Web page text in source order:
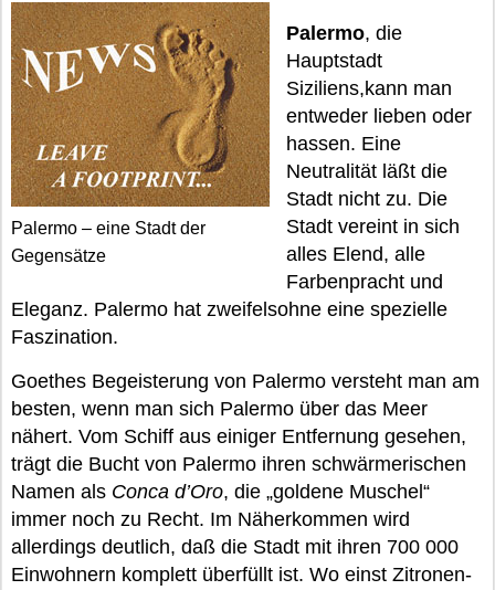
Palermo – eine Stadt der
Gegensätze
Palermo, die
Hauptstadt
Siziliens,kann man
entweder lieben oder
hassen. Eine
Neutralität läßt die
Stadt nicht zu. Die
Stadt vereint in sich
alles Elend, alle
Farbenpracht und
Eleganz. Palermo hat zweifelsohne eine spezielle
Faszination.
Goethes Begeisterung von Palermo versteht man am
besten, wenn man sich Palermo über das Meer
nähert. Vom Schiff aus einiger Entfernung gesehen,
trägt die Bucht von Palermo ihren schwärmerischen
Namen als Conca d’Oro, die „goldene Muschel“
immer noch zu Recht. Im Näherkommen wird
allerdings deutlich, daß die Stadt mit ihren 700 000
Einwohnern komplett überfüllt ist. Wo einst Zitronen-